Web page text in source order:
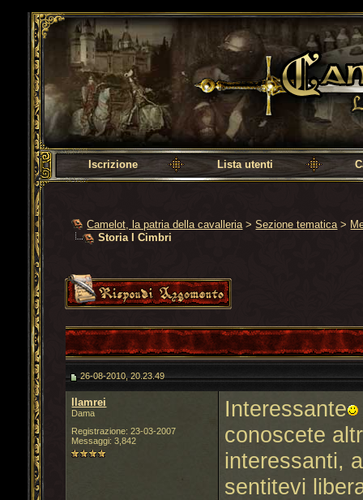
Camelot, la patria della cavalleria
Iscrizione Lista utenti
Camelot, la patria della cavalleria >Sezione tematica >
Storia I Cimbri
26-08-2010, 20.23.49
llamrei
Dama
Registrazione: 23-03-2007
Messaggi: 3,842
Interessante
conoscete
interessanti,
sentitevi